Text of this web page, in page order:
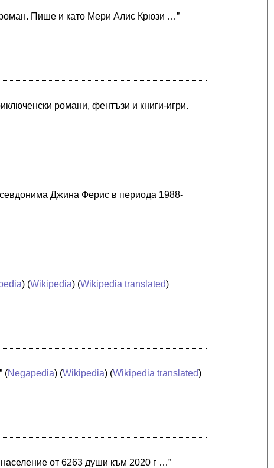
Пише и като Мери Алис Крюзи …”
романи, фентъзи и книги-игри.
Джина Ферис в периода 1988-
) (Wikipedia) (Wikipedia translated)
(Negapedia) (Wikipedia) (Wikipedia translated)
от 6263 души към 2020 г …”